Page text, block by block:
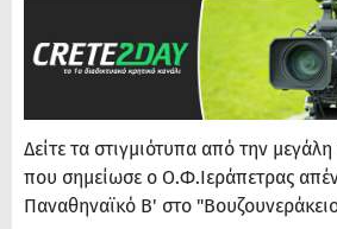
Δείτε τα στιγμιότυπα από την
που σημείωσε ο Ο.Φ.Ιεράπετρας
Παναθηναϊκό Β' στο